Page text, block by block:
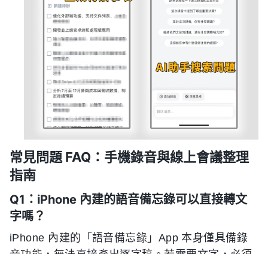
常見問題 FAQ：手機錄音與線上會議整理
指南
Q1：iPhone 內建的語音備忘錄可以直接轉文
字嗎？
iPhone 內建的「語音備忘錄」App 本身僅具備錄